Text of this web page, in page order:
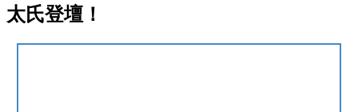
太氏登壇！